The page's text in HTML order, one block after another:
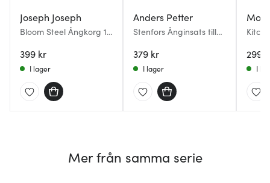
Joseph Joseph
Bloom Steel Ångkorg 16
399 kr
I lager
Anders Petter
Stenfors Ånginsats till
379 kr
I lager
299
I
Mer från samma serie